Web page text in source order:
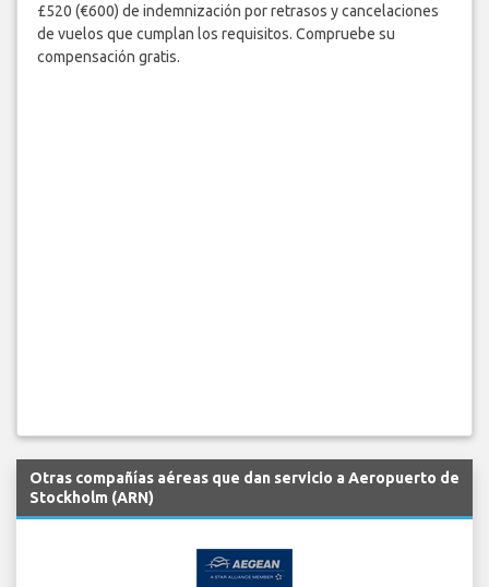
£520 (€600) de indemnización por retrasos y cancelaciones
de vuelos que cumplan los requisitos. Compruebe su
compensación gratis.
Otras compañías aéreas que dan servicio a Aeropuerto de
Stockholm (ARN)